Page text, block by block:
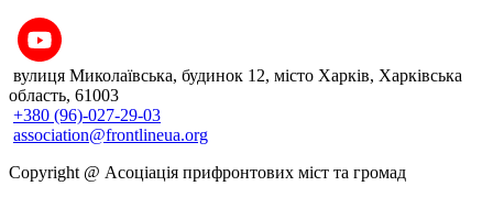
вулиця Миколаївська, будинок 12, місто Харків, Харківська
область, 61003
+380 (96)-027-29-03
association@frontlineua.org
Copyright @ Асоціація прифронтових міст та громад